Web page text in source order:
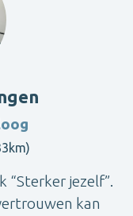
jezelf”.
kan